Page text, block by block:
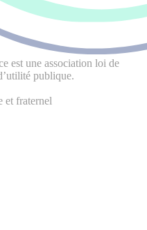
est une association loi de
publique.
et fraternel